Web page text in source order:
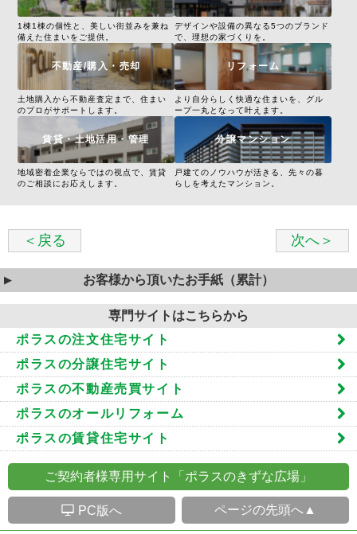
1棟1棟の個性と、美しい街並みを兼ね
備えた住まいをご提供。
デザインや設備の異なる5つのブランド
で、理想の家づくりを。
不動産/購入・売却
土地購入から不動産査定まで、住まい
のプロがサポートします。
リフォーム
より自分らしく快適な住まいを、グル
ープ一丸となって叶えます。
賃貸・土地活用・管理
地域密着企業ならではの視点で、賃貸
のご相談にお応えします。
分譲マンション
戸建てのノウハウが活きる、先々の暮
らしを考えたマンション。
＜戻る 次へ＞
お客様から頂いたお手紙（累計）
専門サイトはこちらから
ポラスの注文住宅サイト
ポラスの分譲住宅サイト
ポラスの不動産売買サイト
ポラスのオールリフォーム
ポラスの賃貸住宅サイト
ご契約者様専用サイト「ポラスのきずな広場」
S PC版へ ページの先頭へ▲